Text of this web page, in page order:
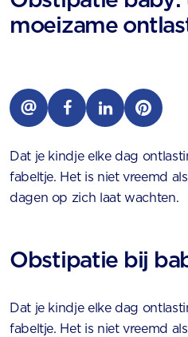
moeizame
Dat je kindje elke dag
fabeltje. Het is niet vreemd
dagen op zich laat wachten.
Obstipatie bij
Dat je kindje elke dag
fabeltje. Het is niet vreemd